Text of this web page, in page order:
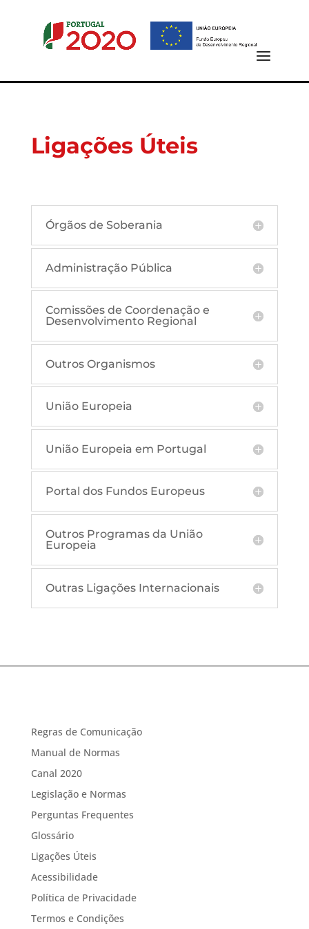
Ligações Úteis
Órgãos de Soberania
Administração Pública
Comissões de Coordenação e
Desenvolvimento Regional
Outros Organismos
União Europeia
União Europeia em Portugal
Portal dos Fundos Europeus
Outros Programas da União
Europeia
Outras Ligações Internacionais
Regras de Comunicação
Manual de Normas
Canal 2020
Legislação e Normas
Perguntas Frequentes
Glossário
Ligações Úteis
Acessibilidade
Política de Privacidade
Termos e Condições